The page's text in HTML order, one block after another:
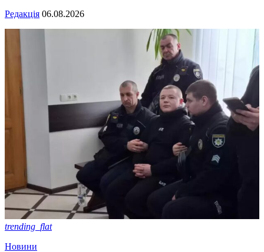
Редакція 06.08.2026
trending_flat
Новини